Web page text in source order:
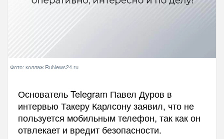
Фото: коллаж RuNews24.ru
Основатель Telegram Павел Дуров в
интервью Такеру Карлсону заявил, что не
пользуется мобильным телефон, так как он
отвлекает и вредит безопасности.